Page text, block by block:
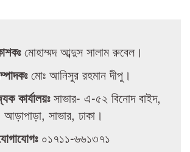
মোহাম্মদ আব্দুস সালাম রুবেল।
মোঃ আনিসুর রহমান দীপু।
কার্যালয়ঃসাভার- এ-৫২ বিনোদ বাইদ,
আড়াপাড়া, সাভার, ঢাকা।
০১৭১১-৬৬১৩৭১